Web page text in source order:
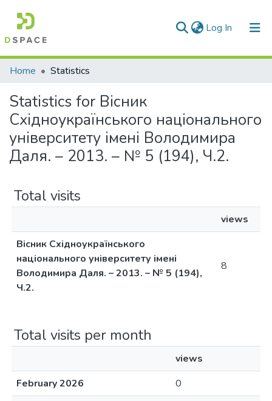
Log In (current)
Communities & Collections
All of DSpace
Home Statistics
Statistics for Вісник
Східноукраїнського національного
університету імені Володимира
Даля. – 2013. – № 5 (194), Ч.2.
Total visits
views
Вісник Східноукраїнського
національного університету імені
Володимира Даля. – 2013. – № 5 (194),
Ч.2.
8
Total visits per month
views
February 2026
0